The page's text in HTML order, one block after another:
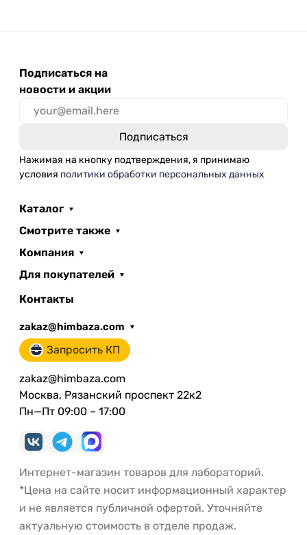
Подписаться на
новости и акции
Нажимая на кнопку подтверждения, я принимаю
условия политики обработки персональных данных
Каталог
Смотрите также
Компания
Для покупателей
Контакты
zakaz@himbaza.com
Запросить КП
zakaz@himbaza.com
Москва, Рязанский проспект 22к2
Пн—Пт 09:00 – 17:00
Интернет-магазин товаров для лабораторий.
*Цена на сайте носит информационный характер
и не является публичной офертой. Уточняйте
актуальную стоимость в отделе продаж.